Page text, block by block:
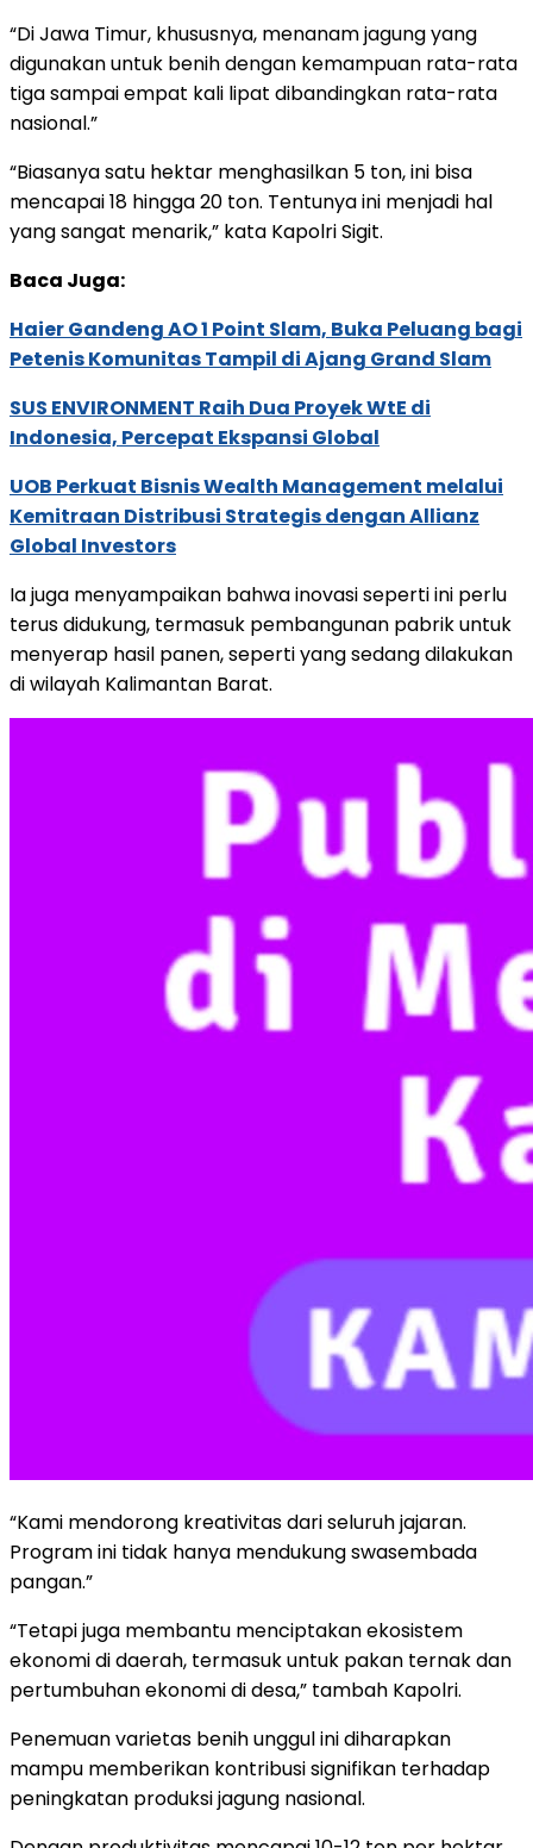
“Di Jawa Timur, khususnya, menanam jagung yang
digunakan untuk benih dengan kemampuan rata-rata
tiga sampai empat kali lipat dibandingkan rata-rata
nasional.”
“Biasanya satu hektar menghasilkan 5 ton, ini bisa
mencapai 18 hingga 20 ton. Tentunya ini menjadi hal
yang sangat menarik,” kata Kapolri Sigit.
Baca Juga:
Haier Gandeng AO 1 Point Slam, Buka Peluang bagi
Petenis Komunitas Tampil di Ajang Grand Slam
SUS ENVIRONMENT Raih Dua Proyek WtE di
Indonesia, Percepat Ekspansi Global
UOB Perkuat Bisnis Wealth Management melalui
Kemitraan Distribusi Strategis dengan Allianz
Global Investors
Ia juga menyampaikan bahwa inovasi seperti ini perlu
terus didukung, termasuk pembangunan pabrik untuk
menyerap hasil panen, seperti yang sedang dilakukan
di wilayah Kalimantan Barat.
“Kami mendorong kreativitas dari seluruh jajaran.
Program ini tidak hanya mendukung swasembada
pangan.”
“Tetapi juga membantu menciptakan ekosistem
ekonomi di daerah, termasuk untuk pakan ternak dan
pertumbuhan ekonomi di desa,” tambah Kapolri.
Penemuan varietas benih unggul ini diharapkan
mampu memberikan kontribusi signifikan terhadap
peningkatan produksi jagung nasional.